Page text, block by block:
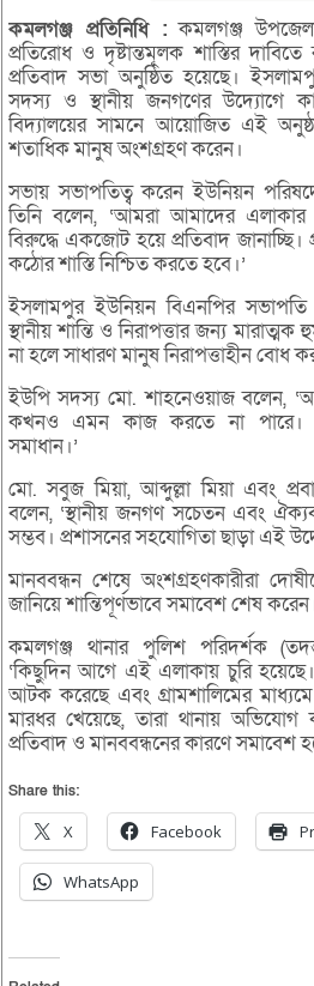
কমলগঞ্জ প্রতিনিধি : কমলগঞ্জ
প্রতিরোধ ও দৃষ্টান্তমূলক শাস্তির
প্রতিবাদ সভা অনুষ্ঠিত হয়েছে।
সদস্য ও স্থানীয় জনগণের উদ্যোগে
বিদ্যালয়ের সামনে আয়োজিত এই
শতাধিক মানুষ অংশগ্রহণ করেন।
সভায় সভাপতিত্ব করেন ইউনিয়ন
তিনি বলেন, ‘আমরা আমাদের এলাকার
বিরুদ্ধে একজোট হয়ে প্রতিবাদ
কঠোর শাস্তি নিশ্চিত করতে হবে।’
ইসলামপুর ইউনিয়ন বিএনপির
স্থানীয় শান্তি ও নিরাপত্তার জন্য
না হলে সাধারণ মানুষ নিরাপত্তাহীন বোধ
ইউপি সদস্য মো. শাহনেওয়াজ বলেন,
কখনও এমন কাজ করতে না পারে।
সমাধান।’
মো. সবুজ মিয়া, আব্দুল্লা মিয়া এবং
বলেন, ‘স্থানীয় জনগণ সচেতন এবং
সম্ভব। প্রশাসনের সহযোগিতা ছাড়া এই
মানববন্ধন শেষে অংশগ্রহণকারীরা
জানিয়ে শান্তিপূর্ণভাবে সমাবেশ শেষ
কমলগঞ্জ থানার পুলিশ পরিদর্শক
‘কিছুদিন আগে এই এলাকায় চুরি হয়েছে।
আটক করেছে এবং গ্রামশালিমের
মারধর খেয়েছে, তারা থানায়
প্রতিবাদ ও মানববন্ধনের কারণে সমাবেশ
Share this:
X Facebook
WhatsApp